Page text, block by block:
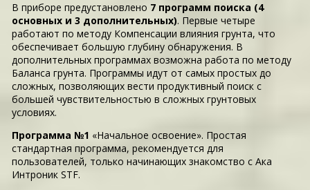
В приборе предустановлено 7 программ поиска (4
основных и 3 дополнительных). Первые четыре
работают по методу Компенсации влияния грунта, что
обеспечивает большую глубину обнаружения. В
дополнительных программах возможна работа по методу
Баланса грунта. Программы идут от самых простых до
сложных, позволяющих вести продуктивный поиск с
большей чувствительностью в сложных грунтовых
условиях.
Программа №1 «Начальное освоение». Простая
стандартная программа, рекомендуется для
пользователей, только начинающих знакомство с Ака
Интроник STF.